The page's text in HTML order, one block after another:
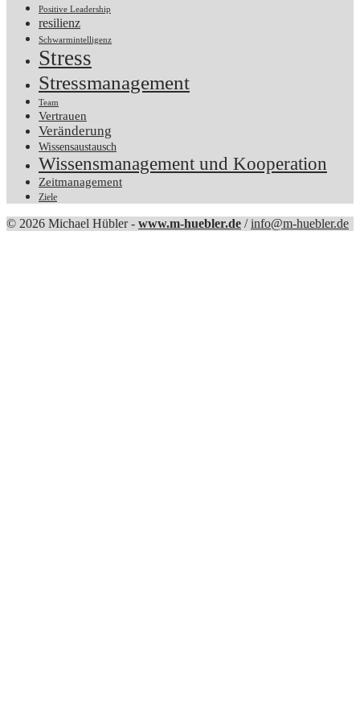
Positive Leadership
resilienz
Schwarmintelligenz
Stress
Stressmanagement
Team
Vertrauen
Veränderung
Wissensaustausch
Wissensmanagement und Kooperation
Zeitmanagement
Ziele
© 2026 Michael Hübler - www.m-huebler.de /info@m-huebler.de